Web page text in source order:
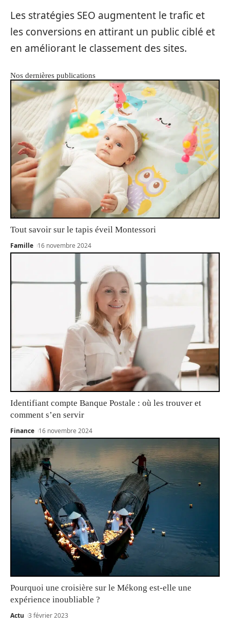
Les stratégies SEO augmentent le trafic et
les conversions en attirant un public ciblé et
en améliorant le classement des sites.
Nos dernières publications
Tout savoir sur le tapis éveil Montessori
Famille 16 novembre 2024
Identifiant compte Banque Postale : où les trouver et
comment s’en servir
Finance 16 novembre 2024
Pourquoi une croisière sur le Mékong est-elle une
expérience inoubliable ?
Actu 3 février 2023